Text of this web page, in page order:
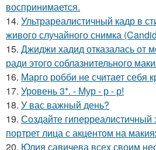
воспринимается.
14. Ультрареалистичный кадр в
живого случайного снимка
15. Джиджи хадид отказалась от
ради этого соблазнительного
16. Марго робби не считает себя
17. Уровень 3*. - Мур - р - р!
18. У вас важный день?
19. Создайте гиперреалистичный
портрет лица с акцентом на
20. Юлия савичева всех своим